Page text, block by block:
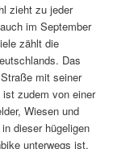
zieht zu jeder
im September
zählt die
Das
mit seiner
zudem von einer
Wiesen und
dieser hügeligen
unterwegs ist,